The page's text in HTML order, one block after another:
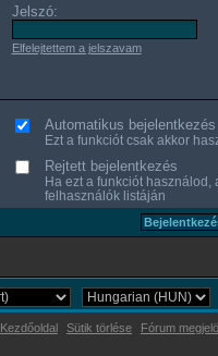
Jelszó:
Elfelejtettem a jelszavam
Automatikus bejelentkezés
Ezt a funkciót csak akkor
Rejtett bejelentkezés
Ha ezt a funkciót
felhasználók listáján
Kezdőoldal Sütik törlése Fórum